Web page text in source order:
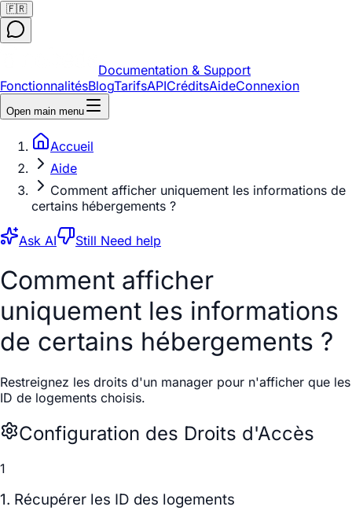
🇫🇷
Documentation & Support
FonctionnalitésBlogTarifsAPICréditsAideConnexion
Open main menu
Accueil
Aide
Comment afficher uniquement les informations de
certains hébergements ?
Ask AI Still Need help
Comment afficher
uniquement les informations
de certains hébergements ?
Restreignez les droits d'un manager pour n'afficher que les
ID de logements choisis.
Configuration des Droits d'Accès
1
1. Récupérer les ID des logements